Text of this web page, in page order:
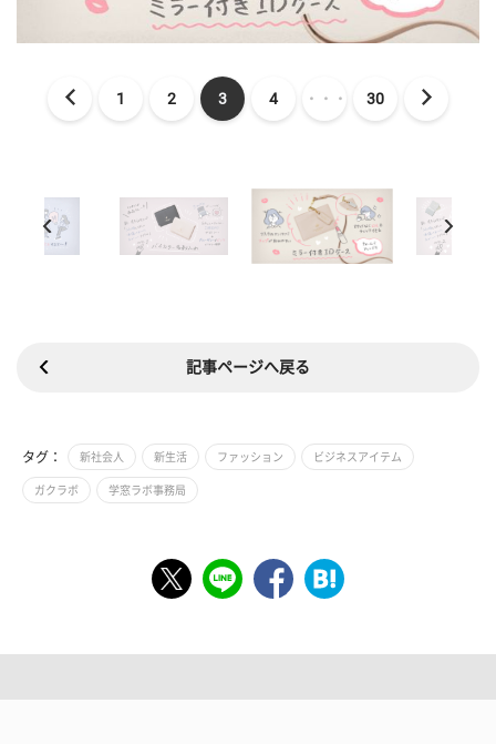
1 2 3 4 ・・・ 30
記事ページへ戻る
タグ： 新社会人 新生活 ファッション ビジネスアイテム
ガクラボ 学窓ラボ事務局